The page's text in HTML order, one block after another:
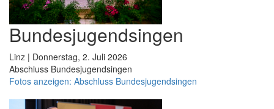
Bundesjugendsingen
Linz | Donnerstag, 2. Juli 2026
Abschluss Bundesjugendsingen
Fotos anzeigen: Abschluss Bundesjugendsingen